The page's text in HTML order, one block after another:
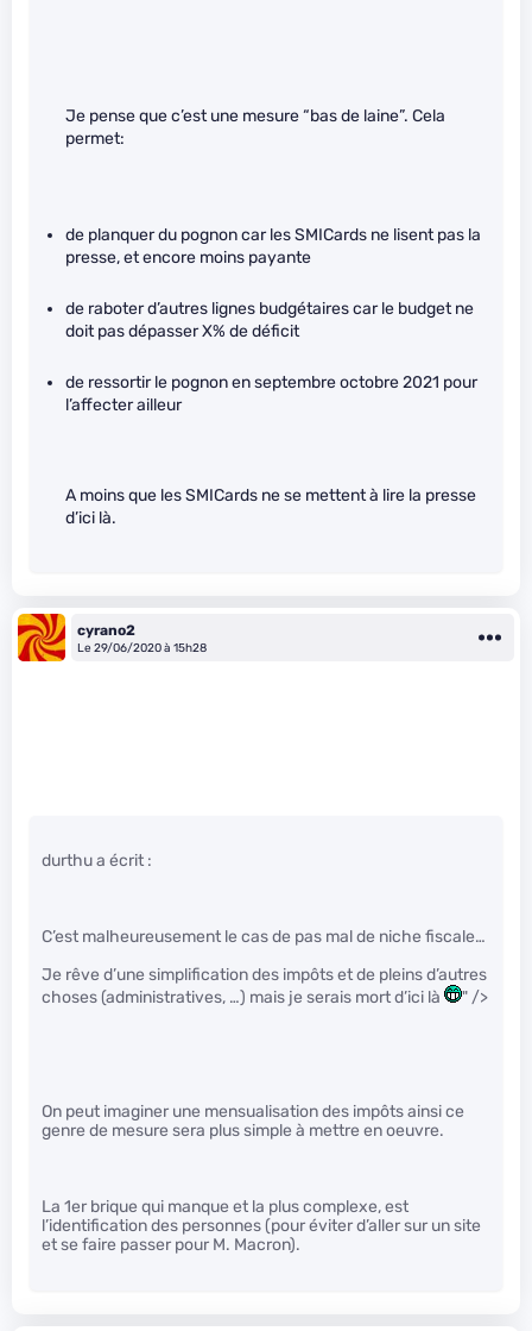
Je pense que c’est une mesure “bas de laine”. Cela
permet:
de planquer du pognon car les SMICards ne lisent pas la
presse, et encore moins payante
de raboter d’autres lignes budgétaires car le budget ne
doit pas dépasser X% de déficit
de ressortir le pognon en septembre octobre 2021 pour
l’affecter ailleur
A moins que les SMICards ne se mettent à lire la presse
d’ici là.
cyrano2
Le 29/06/2020 à 15h28
durthu a écrit :
C’est malheureusement le cas de pas mal de niche fiscale…
Je rêve d’une simplification des impôts et de pleins d’autres
choses (administratives, …) mais je serais mort d’ici là
" />
On peut imaginer une mensualisation des impôts ainsi ce
genre de mesure sera plus simple à mettre en oeuvre.
La 1er brique qui manque et la plus complexe, est
l’identification des personnes (pour éviter d’aller sur un site
et se faire passer pour M. Macron).